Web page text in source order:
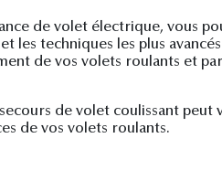
de volet électrique, vous
les techniques les plus
de vos volets roulants et
de volet coulissant
de vos volets roulants.